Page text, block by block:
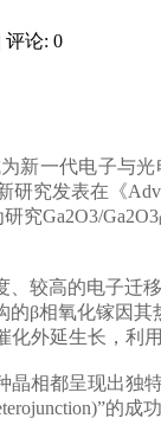
评论: 0
新一代电子与
研究发表在《
究Ga2O3/Ga2O
、较高的电子迁
的β相氧化镓因
外延生长，利
相都呈现出
的